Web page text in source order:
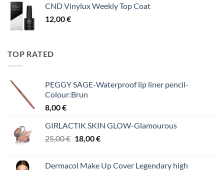
CND Vinylux Weekly Top Coat
12,00€
TOP RATED
PEGGY SAGE-Waterproof lip liner pencil-
Colour:Brun
8,00€
GIRLACTIK SKIN GLOW-Glamourous
25,00€ Original
18,00€Η
Dermacol Make Up Cover Legendary high